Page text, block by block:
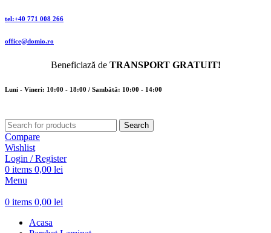
tel:+40 771 008 266
office@domio.ro
Beneficiază de TRANSPORT GRATUIT!
Luni - Vineri: 10:00 - 18:00 / Sambătă: 10:00 - 14:00
Search
Compare
Wishlist
Login / Register
0 items 0,00 lei
Menu
0 items 0,00 lei
Acasa